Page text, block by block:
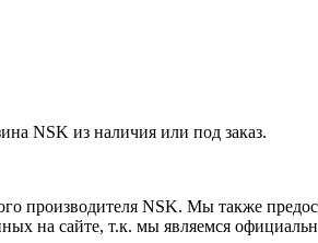
NSK из наличия или под заказ.
производителя NSK. Мы также
на сайте, т.к. мы являемся